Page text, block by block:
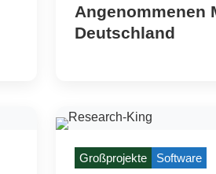
Angenommenen
Deutschland
Großprojekte Software